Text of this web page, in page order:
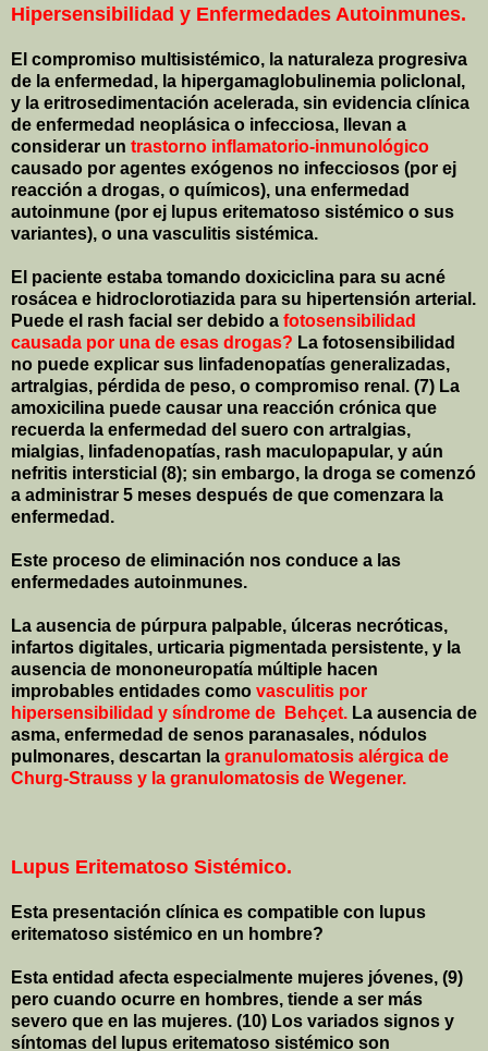
Hipersensibilidad y Enfermedades Autoinmunes.
El compromiso multisistémico, la naturaleza progresiva
de la enfermedad, la hipergamaglobulinemia policlonal,
y la eritrosedimentación acelerada, sin evidencia clínica
de enfermedad neoplásica o infecciosa, llevan a
considerar un trastorno inflamatorio-inmunológico
causado por agentes exógenos no infecciosos (por ej
reacción a drogas, o químicos), una enfermedad
autoinmune (por ej lupus eritematoso sistémico o sus
variantes), o una vasculitis sistémica.
El paciente estaba tomando doxiciclina para su acné
rosácea e hidroclorotiazida para su hipertensión arterial.
Puede el rash facial ser debido a fotosensibilidad
causada por una de esas drogas? La fotosensibilidad
no puede explicar sus linfadenopatías generalizadas,
artralgias, pérdida de peso, o compromiso renal. (7) La
amoxicilina puede causar una reacción crónica que
recuerda la enfermedad del suero con artralgias,
mialgias, linfadenopatías, rash maculopapular, y aún
nefritis intersticial (8); sin embargo, la droga se comenzó
a administrar 5 meses después de que comenzara la
enfermedad.
Este proceso de eliminación nos conduce a las
enfermedades autoinmunes.
La ausencia de púrpura palpable, úlceras necróticas,
infartos digitales, urticaria pigmentada persistente, y la
ausencia de mononeuropatía múltiple hacen
improbables entidades como vasculitis por
hipersensibilidad y síndrome de
Behçet. La ausencia de
asma, enfermedad de senos paranasales, nódulos
pulmonares, descartan la granulomatosis alérgica de
Churg-Strauss y la granulomatosis de Wegener.
Lupus Eritematoso Sistémico.
Esta presentación clínica es compatible con lupus
eritematoso sistémico en un hombre?
Esta entidad afecta especialmente mujeres jóvenes, (9)
pero cuando ocurre en hombres, tiende a ser más
severo que en las mujeres. (10) Los variados signos y
síntomas del lupus eritematoso sistémico son